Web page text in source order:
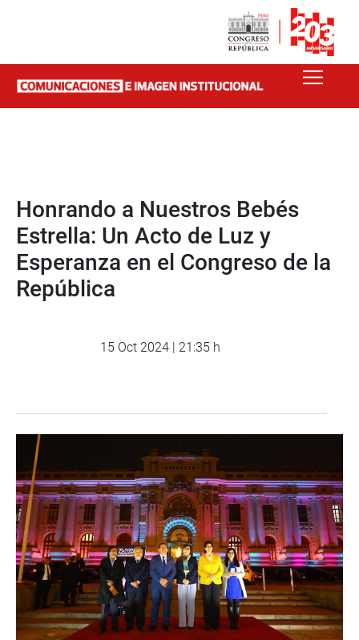
Honrando a Nuestros Bebés
Estrella: Un Acto de Luz y
Esperanza en el Congreso de la
República
15 Oct 2024 | 21:35 h